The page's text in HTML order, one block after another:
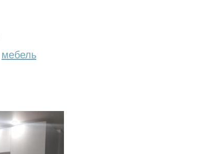
мебель